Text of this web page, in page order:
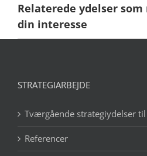
Relaterede ydelser som
din interesse
STRATEGIARBEJDE
Tværgående strategiydelser
Referencer